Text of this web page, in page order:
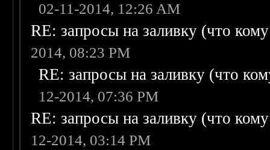
02-11-2014, 12:26 AM
RE: запросы на заливку (что
2014, 08:23 PM
RE: запросы на заливку (что
12-2014, 07:36 PM
RE: запросы на заливку (что
12-2014, 03:14 PM